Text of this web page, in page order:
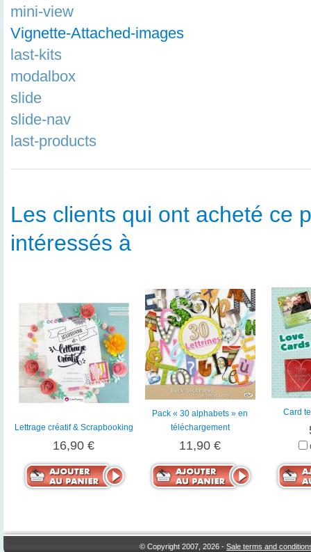
mini-view
Vignette-Attached-images
last-kits
modalbox
slide
slide-nav
last-products
Les clients qui ont acheté ce
intéressés à
Lettrage créatif & Scrapbooking
16,90 €
Pack « 30 alphabets » en
téléchargement
11,90 €
Card
© Copyright 2007, 2026 -Sale terms and